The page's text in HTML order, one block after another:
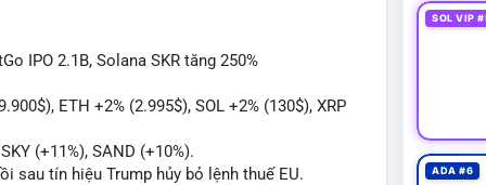
cao sẽ có lệnh bán phân đoạn. Ngược lại, nếu
IPO 2.1B, Solana SKR tăng 250%
ETH +2% (2.995$), SOL +2% (130$), XRP
(+11%), SAND (+10%).
sau tín hiệu Trump hủy bỏ lệnh thuế EU.
SOL VIP
ADA #6